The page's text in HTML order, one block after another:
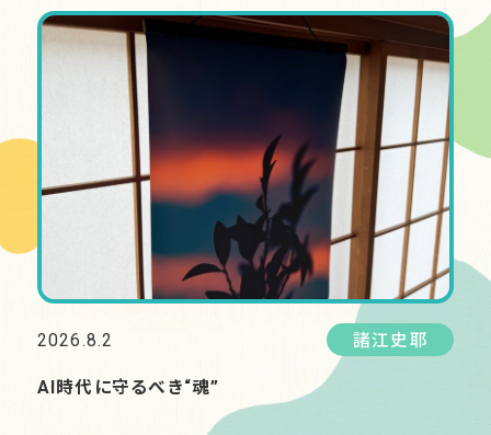
2026.8.2 諸江史耶
AI時代に守るべき“魂”